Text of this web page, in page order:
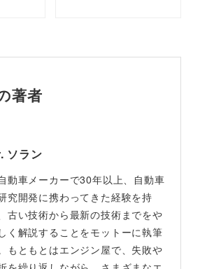
著者
ソラン
動車メーカーで30年以上、自動車
究開発に携わってきた経験を持
古い技術から最新の技術までをや
く解説することをモットーに執筆
もともとはエンジン屋で、失敗や